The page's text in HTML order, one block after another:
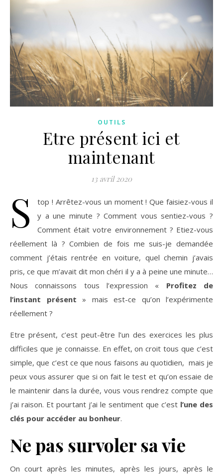
OUTILS
Etre présent ici et
maintenant
13 avril 2020
S
top ! Arrêtez-vous un moment ! Que faisiez-vous il
y a une minute ? Comment vous sentiez-vous ?
Comment était votre environnement ? Etiez-vous
réellement là ? Combien de fois me suis-je demandée
comment j’étais rentrée en voiture, quel chemin j’avais
pris, ce que m’avait dit mon chéri il y a à peine une minute…
Nous connaissons tous l’expression « Profitez de
l’instant présent » mais est-ce qu’on l’expérimente
réellement ?
Etre présent, c’est peut-être l’un des exercices les plus
difficiles que je connaisse. En effet, on croit tous que c’est
simple, que c’est ce que nous faisons au quotidien, mais je
peux vous assurer que si on fait le test et qu’on essaie de
le maintenir dans la durée, vous vous rendrez compte que
j’ai raison. Et pourtant j’ai le sentiment que c’est l’une des
clés pour accéder au bonheur.
Ne pas survoler sa vie
On court après les minutes, après les jours, après le